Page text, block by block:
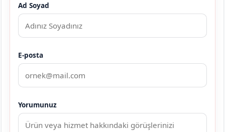
Ad Soyad
E-posta
Yorumunuz